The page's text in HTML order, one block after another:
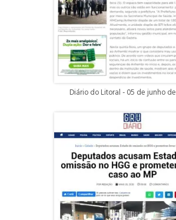
Diário do Litoral - 05 de junho